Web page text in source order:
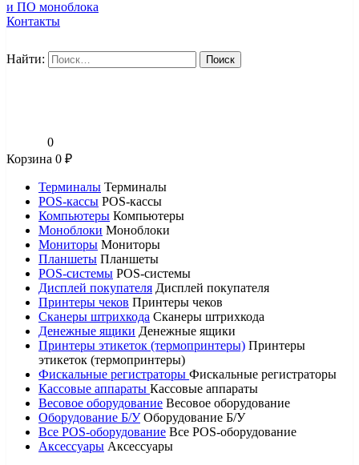
и ПО моноблока
Контакты
Найти:
0
Корзина 0 ₽
Терминалы Терминалы
POS-кассы POS-кассы
Компьютеры Компьютеры
Моноблоки Моноблоки
Мониторы Мониторы
Планшеты Планшеты
POS-системы POS-системы
Дисплей покупателя Дисплей покупателя
Принтеры чеков Принтеры чеков
Сканеры штрихкода Сканеры штрихкода
Денежные ящики Денежные ящики
Принтеры этикеток (термопринтеры) Принтеры
этикеток (термопринтеры)
Фискальные регистраторы Фискальные регистраторы
Кассовые аппараты Кассовые аппараты
Весовое оборудование Весовое оборудование
Оборудование Б/У Оборудование Б/У
Все POS-оборудование Все POS-оборудование
Аксессуары Аксессуары